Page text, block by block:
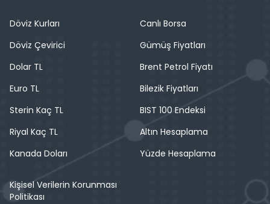
Döviz Kurları
Döviz Çevirici
Dolar TL
Euro TL
Sterin Kaç TL
Riyal Kaç TL
Kanada Doları
Canlı Borsa
Gümüş Fiyatları
Brent Petrol Fiyatı
Bilezik Fiyatları
BIST 100 Endeksi
Altın Hesaplama
Yüzde Hesaplama
Kişisel Verilerin Korunması
Politikası